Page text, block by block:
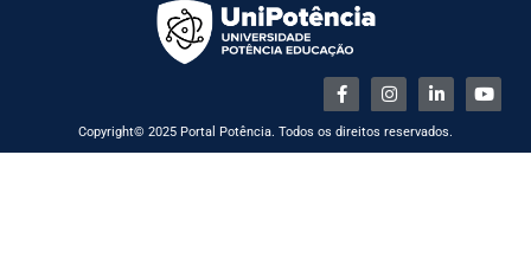
Copyright© 2025 Portal Potência. Todos os direitos reservados.